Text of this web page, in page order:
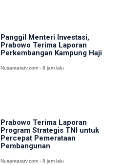
Panggil Menteri Investasi,
Prabowo Terima Laporan
Perkembangan Kampung Haji
Nusantaratv.com - 8 jam lalu
Prabowo Terima Laporan
Program Strategis TNI untuk
Percepat Pemerataan
Pembangunan
Nusantaratv.com - 8 jam lalu